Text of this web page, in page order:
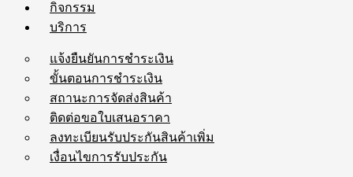
กิจกรรม
บริการ
แจ้งยืนยันการชำระเงิน
ขั้นตอนการชำระเงิน
สถานะการจัดส่งสินค้า
ติดต่อขอใบเสนอราคา
ลงทะเบียนรับประกันสินค้าเพิ่ม
เงื่อนไขการรับประกัน